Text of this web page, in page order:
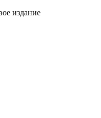
издание